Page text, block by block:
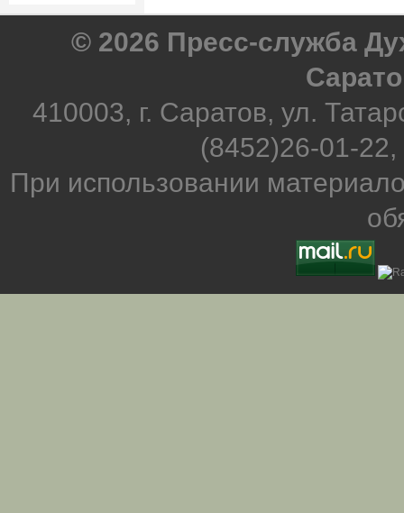
© 2026 Пресс-служба
410003, г. Саратов, ул.
(8452)26-01-
При использовании